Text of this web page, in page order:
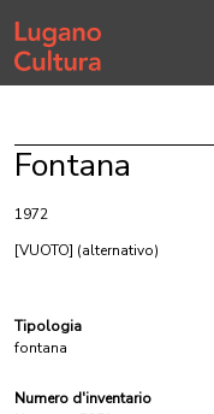
Home page
Fontana
1972
[VUOTO] (alternativo)
Tipologia
fontana
Numero d'inventario